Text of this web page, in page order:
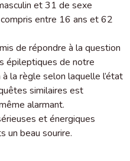
et 31 de sexe
entre 16 ans et 62
de répondre à la question
épileptiques de notre
la règle selon laquelle l’état
similaires est
alarmant.
et énergiques
un beau sourire.